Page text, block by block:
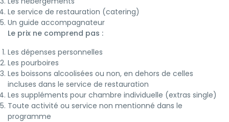
Le service de restauration (catering)
Un guide accompagnateur
Le prix ne comprend pas :
Les dépenses personnelles
Les pourboires
Les boissons alcoolisées ou non, en dehors de celles
incluses dans le service de restauration
Les suppléments pour chambre individuelle (extras single)
Toute activité ou service non mentionné dans le
programme